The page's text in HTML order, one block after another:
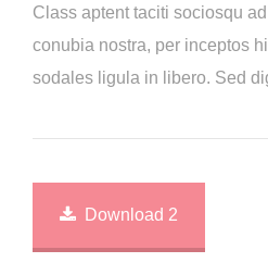
Class aptent taciti sociosqu
conubia nostra, per inceptos
sodales ligula in libero. Sed
Download 2